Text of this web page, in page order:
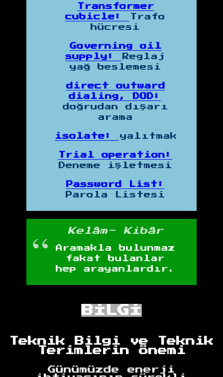
Transformer
cubicle:
Trafo
hücresi
Governing oil
supply:
Reglaj
yağ beslemesi
direct outward
dialing, DOD:
doğrudan dışarı
arama
isolate: yalıtmak
Trial operation:
Deneme işletmesi
Password List:
Parola Listesi
Kelâm- Kibâr
Aramakla bulunmaz
fakat bulanlar
hep arayanlardır.
BİLGİ
Teknik Bilgi ve Teknik
Terimlerin Önemi
Günümüzde enerji